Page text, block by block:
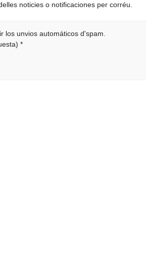
noticies o notificaciones per corréu.
los unvios automáticos d'spam.
*